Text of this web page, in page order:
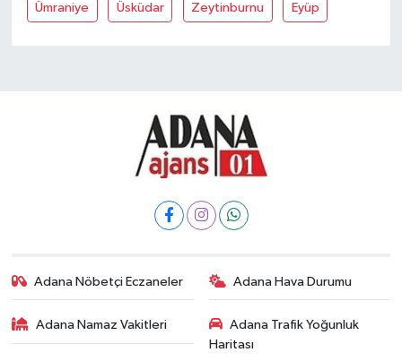
Ümraniye Üsküdar Zeytinburnu Eyüp
Adana Nöbetçi Eczaneler Adana Hava Durumu
Adana Namaz Vakitleri
Adana Trafik Yoğunluk
Haritası